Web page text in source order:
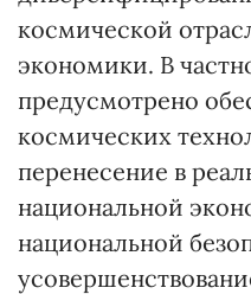
космической
экономики. В
предусмотрено
космических
перенесение в
национальной
национальной